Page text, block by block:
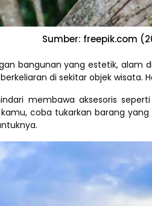
Sumber: freepik.com
bangunan yang estetik, alam
di sekitar objek
membawa aksesoris
coba tukarkan barang